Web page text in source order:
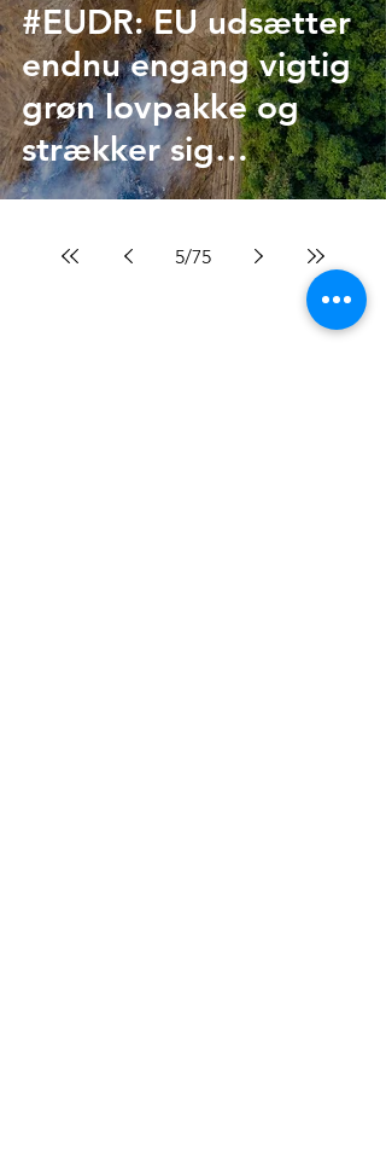
#EUDR: EU udsætter
endnu engang vigtig
grøn lovpakke og
strækker sig
yderligere mod højre
5/75